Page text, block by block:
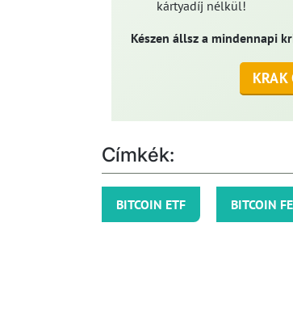
kártyadíj nélkül!
Készen állsz a mindennapi
KRAK
Címkék:
BITCOIN ETF BITCOIN